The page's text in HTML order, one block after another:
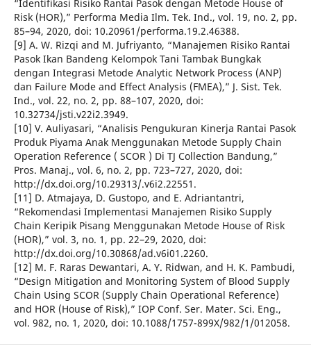
“Identifikasi Risiko Rantai Pasok dengan Metode House of
Risk (HOR),” Performa Media Ilm. Tek. Ind., vol. 19, no. 2, pp.
85–94, 2020, doi: 10.20961/performa.19.2.46388.
[9] A. W. Rizqi and M. Jufriyanto, “Manajemen Risiko Rantai
Pasok Ikan Bandeng Kelompok Tani Tambak Bungkak
dengan Integrasi Metode Analytic Network Process (ANP)
dan Failure Mode and Effect Analysis (FMEA),” J. Sist. Tek.
Ind., vol. 22, no. 2, pp. 88–107, 2020, doi:
10.32734/jsti.v22i2.3949.
[10] V. Auliyasari, “Analisis Pengukuran Kinerja Rantai Pasok
Produk Piyama Anak Menggunakan Metode Supply Chain
Operation Reference ( SCOR ) Di TJ Collection Bandung,”
Pros. Manaj., vol. 6, no. 2, pp. 723–727, 2020, doi:
http://dx.doi.org/10.29313/.v6i2.22551.
[11] D. Atmajaya, D. Gustopo, and E. Adriantantri,
“Rekomendasi Implementasi Manajemen Risiko Supply
Chain Keripik Pisang Menggunakan Metode House of Risk
(HOR),” vol. 3, no. 1, pp. 22–29, 2020, doi:
http://dx.doi.org/10.30868/ad.v6i01.2260.
[12] M. F. Raras Dewantari, A. Y. Ridwan, and H. K. Pambudi,
“Design Mitigation and Monitoring System of Blood Supply
Chain Using SCOR (Supply Chain Operational Reference)
and HOR (House of Risk),” IOP Conf. Ser. Mater. Sci. Eng.,
vol. 982, no. 1, 2020, doi: 10.1088/1757-899X/982/1/012058.